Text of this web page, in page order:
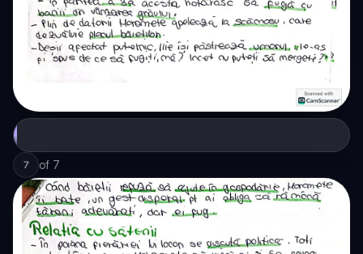
7 of 7